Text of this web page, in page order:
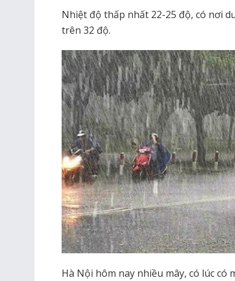
Nhiệt độ thấp nhất 22-25 độ, có nơi
trên 32 độ.
Hà Nội hôm nay nhiều mây, có lúc có